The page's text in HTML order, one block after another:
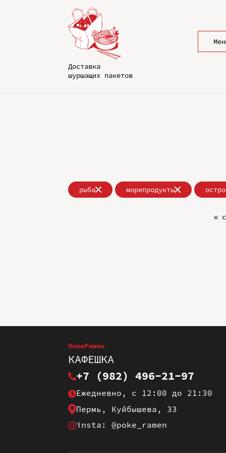
Доставка
шуршащих пакетов
рыба морепродукты
к
ПокеРамен
КАФЕШКА
+7 (982) 496-21-97
Ежедневно, с 12:00 до 21:30
Пермь, Куйбышева, 33
insta: @poke_ramen